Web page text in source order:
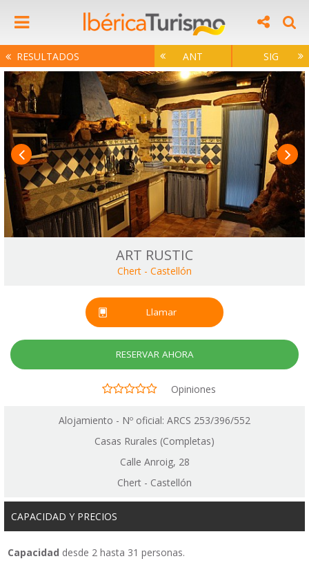
RESULTADOS ANT SIG
ART RUSTIC
Chert - Castellón
Llamar
RESERVAR AHORA
Opiniones
Alojamiento - Nº oficial: ARCS 253/396/552
Casas Rurales (Completas)
Calle Anroig, 28
Chert - Castellón
CAPACIDAD Y PRECIOS
Capacidad desde 2 hasta 31 personas.